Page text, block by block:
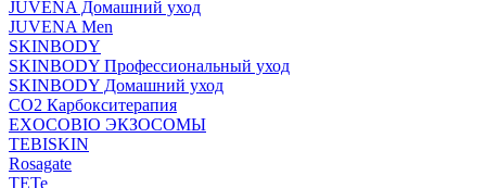
JUVENA Домашний уход
JUVENA Men
SKINBODY
SKINBODY Профессиональный уход
SKINBODY Домашний уход
CO2 Карбокситерапия
EXOCOBIO ЭКЗОСОМЫ
TEBISKIN
Rosagate
TETe